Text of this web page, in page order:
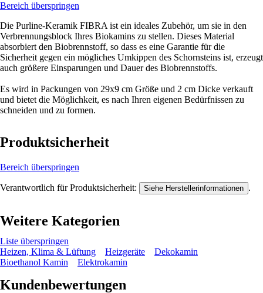
Bereich überspringen
Die Purline-Keramik FIBRA ist ein ideales Zubehör, um sie in den
Verbrennungsblock Ihres Biokamins zu stellen. Dieses Material
absorbiert den Biobrennstoff, so dass es eine Garantie für die
Sicherheit gegen ein mögliches Umkippen des Schornsteins ist, erzeugt
auch größere Einsparungen und Dauer des Biobrennstoffs.
Es wird in Packungen von 29x9 cm Größe und 2 cm Dicke verkauft
und bietet die Möglichkeit, es nach Ihren eigenen Bedürfnissen zu
schneiden und zu formen.
Produktsicherheit
Bereich überspringen
Verantwortlich für Produktsicherheit: Siehe Herstellerinformationen .
Weitere Kategorien
Liste überspringen
Heizen, Klima & Lüftung
Heizgeräte
Dekokamin
Bioethanol Kamin
Elektrokamin
Kundenbewertungen